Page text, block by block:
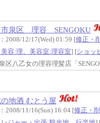
市泉区 理容 SENGOKU
2008/12/17(Wed) 01:59 [修正・
容:理、美容室:理容室] [ショッ
区八乙女の理容理髪店「
地酒 むとう屋
2008/11/16(Sun) 16:04 [修正・